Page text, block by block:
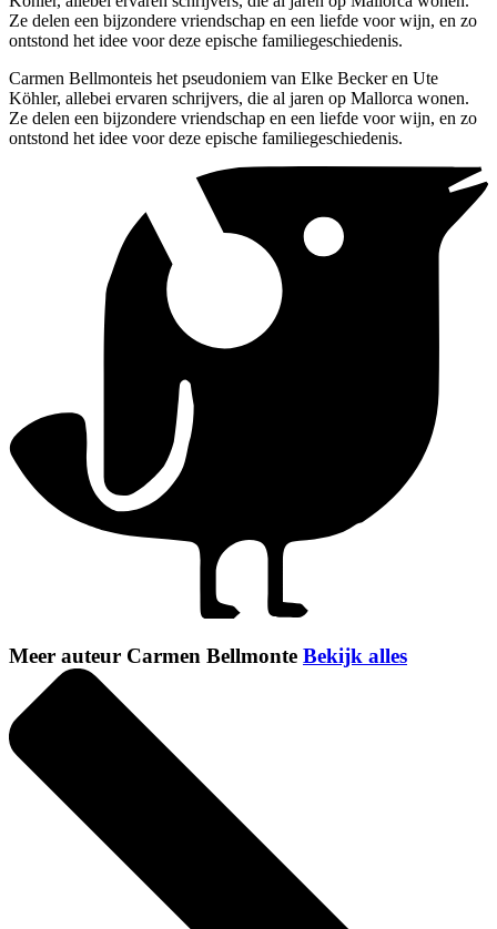
Ze delen een bijzondere vriendschap en een liefde voor wijn, en zo
ontstond het idee voor deze epische familiegeschiedenis.
Carmen Bellmonteis het pseudoniem van Elke Becker en Ute
Köhler, allebei ervaren schrijvers, die al jaren op Mallorca wonen.
Ze delen een bijzondere vriendschap en een liefde voor wijn, en zo
ontstond het idee voor deze epische familiegeschiedenis.
Meer auteur Carmen Bellmonte Bekijk alles